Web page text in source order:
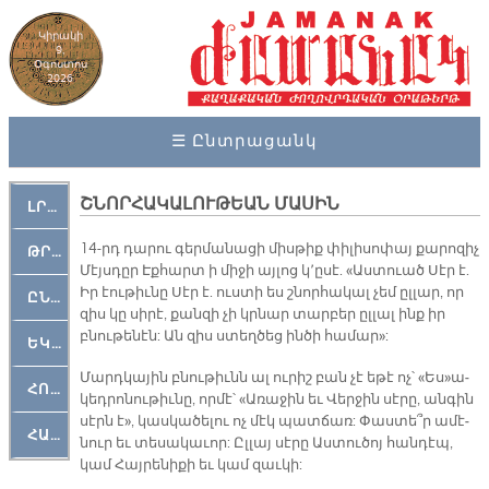
Կիրակի
9,
Օգոստոս
2026
☰ Ընտրացանկ
ԼՐԱՀՈՍ
ԹՐՔԱՀԱՅ ԿԵԱՆՔ
ԸՆԿԵՐԱՄՇԱԿՈՒԹԱՅԻՆ
ԵԿԵՂԵՑԱԿԱՆ
ՀՈԳԵՄՏԱՒՈՐ
ՀԱՐԹԱԿ
ՇՆՈՐՀԱԿԱԼՈՒԹԵԱՆ ՄԱՍԻՆ
14-րդ դա­րու գեր­մա­նա­ցի միս­թիք փի­լի­սո­փայ քա­րո­զիչ
Մէյս­դըր Էք­հարտ ի մի­ջի այ­լոց կ՚ը­սէ. «Աս­տուած Սէր է.
Իր էու­թիւ­նը Սէր է. ուս­տի ես շնոր­հա­կալ չեմ ըլ­լար, որ
զիս կը սի­րէ, քան­զի չի կրնար տար­բեր ըլ­լալ ինք իր
բնու­թե­նէն: Ան զիս ստեղ­ծեց ին­ծի հա­մար»:
Մարդ­կա­յին բնու­թիւնն ալ ու­րիշ բան չէ ե­թէ ոչ՝ «Ես»ա­
կեդ­րո­նու­թիւ­նը, որ­մէ՝ «Ա­ռա­ջին եւ Վեր­ջին սէ­րը, ան­գին
սէրն է», կաս­կա­ծե­լու ոչ մէկ պատ­ճառ: Փաս­տե՞ր ա­մէ­
նուր եւ տե­սա­կա­ւոր: Ըլ­լայ սէ­րը Աս­տու­ծոյ հան­դէպ,
կամ Հայ­րե­նի­քի եւ կամ զա­ւ­կի: